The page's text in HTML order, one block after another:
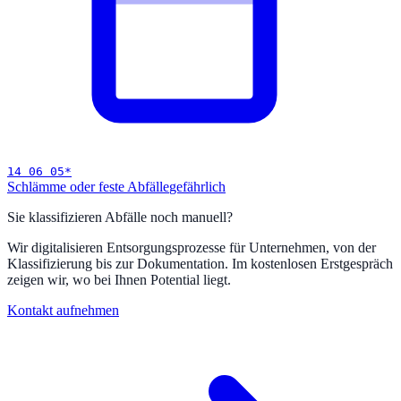
14 06 05*
Schlämme oder feste Abfällegefährlich
Sie klassifizieren Abfälle noch manuell?
Wir digitalisieren Entsorgungsprozesse für Unternehmen, von der
Klassifizierung bis zur Dokumentation. Im kostenlosen Erstgespräch
zeigen wir, wo bei Ihnen Potential liegt.
Kontakt aufnehmen